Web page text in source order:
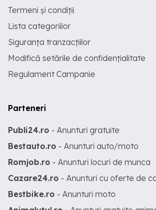
Termeni și condiții
Lista categoriilor
Siguranța tranzacțiilor
Modifică setările de confidențialitate
Regulament Campanie
Parteneri
Publi24.ro - Anunturi gratuite
Bestauto.ro - Anunturi auto/moto
Romjob.ro - Anunturi locuri de munca
Cazare24.ro - Anunturi cu oferte de
Bestbike.ro - Anunturi moto